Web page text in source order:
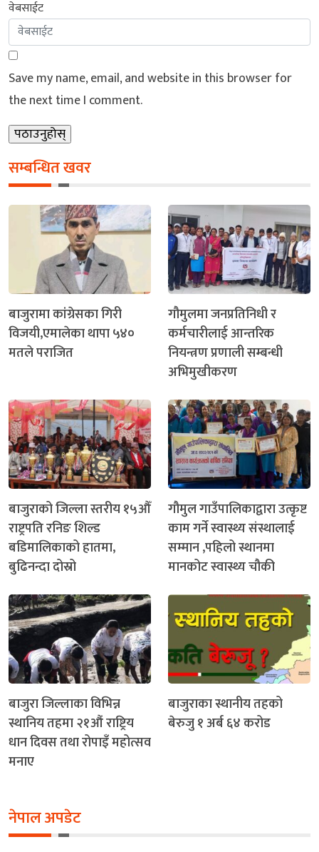
वेबसाईट
Save my name, email, and website in this browser for
the next time I comment.
सम्बन्धित खवर
बाजुरामा कांग्रेसका गिरी
विजयी,एमालेका थापा ५४०
मतले पराजित
गौमुलमा जनप्रतिनिधी र
कर्मचारीलाई आन्तरिक
नियन्त्रण प्रणाली सम्बन्धी
अभिमुखीकरण
बाजुराको जिल्ला स्तरीय १५औँ
राष्ट्रपति रनिङ शिल्ड
बडिमालिकाको हातमा,
बुढिनन्दा दोस्रो
गौमुल गाउँपालिकाद्वारा उत्कृष्ट
काम गर्ने स्वास्थ्य संस्थालाई
सम्मान ,पहिलो स्थानमा
मानकोट स्वास्थ्य चौकी
बाजुरा जिल्लाका विभिन्न
स्थानिय तहमा २१औं राष्ट्रिय
धान दिवस तथा रोपाइँ महोत्सव
मनाए
बाजुराका स्थानीय तहको
बेरुजु १ अर्ब ६४ करोड
नेपाल अपडेट